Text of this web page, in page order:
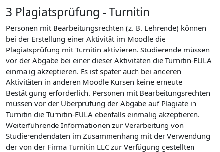
3 Plagiatsprüfung - Turnitin
Personen mit Bearbeitungsrechten (z. B. Lehrende) können
bei der Erstellung einer Aktivität im Moodle die
Plagiatsprüfung mit Turnitin aktivieren. Studierende müssen
vor der Abgabe bei einer dieser Aktivitäten die Turnitin-EULA
einmalig akzeptieren. Es ist später auch bei anderen
Aktivitäten in anderen Moodle Kursen keine erneute
Bestätigung erforderlich. Personen mit Bearbeitungsrechten
müssen vor der Überprüfung der Abgabe auf Plagiate in
Turnitin die Turnitin-EULA ebenfalls einmalig akzeptieren.
Weiterführende Informationen zur Verarbeitung von
Studierendendaten im Zusammenhang mit der Verwendung
der von der Firma Turnitin LLC zur Verfügung gestellten